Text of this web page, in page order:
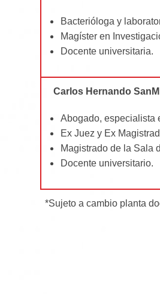
Bacterióloga y
Magíster en
Docente universitaria.
Carlos Hernando
Abogado, especialista
Ex Juez y Ex
Magistrado de la Sala
Docente universitario.
*Sujeto a cambio planta